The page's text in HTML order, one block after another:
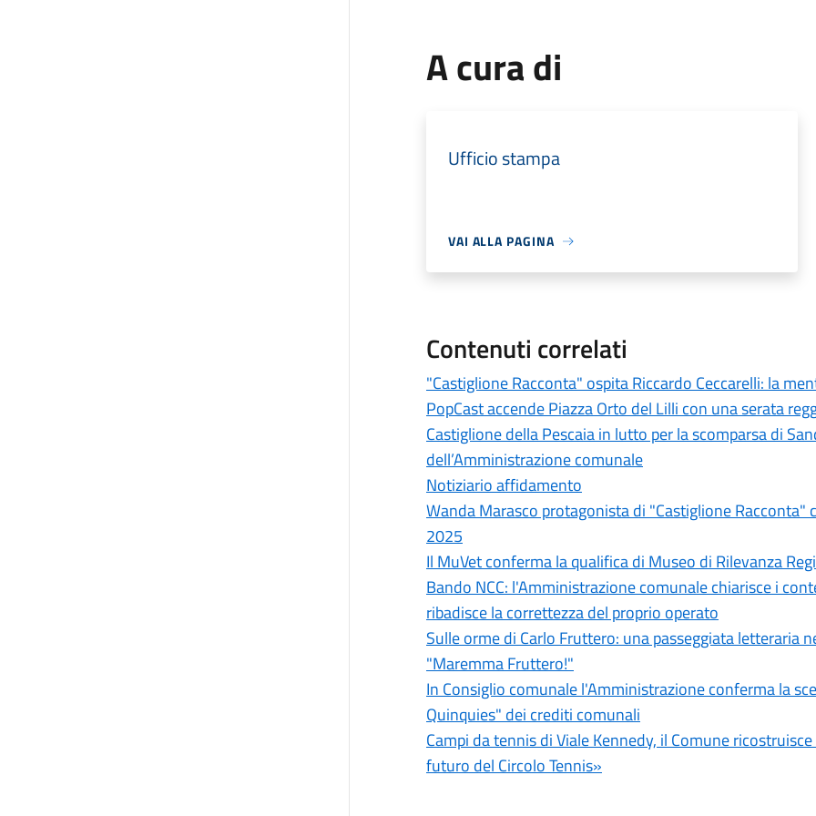
A cura di
Ufficio stampa
VAI ALLA PAGINA
Contenuti correlati
"Castiglione Racconta" ospita Riccardo Ceccarelli: la
PopCast accende Piazza Orto del Lilli con una serata
Castiglione della Pescaia in lutto per la scomparsa di
dell’Amministrazione comunale
Notiziario affidamento
Wanda Marasco protagonista di "Castiglione
2025
Il MuVet conferma la qualifica di Museo di Rilevanza
Bando NCC: l'Amministrazione comunale chiarisce i
ribadisce la correttezza del proprio operato
Sulle orme di Carlo Fruttero: una passeggiata letteraria
"Maremma Fruttero!"
In Consiglio comunale l'Amministrazione conferma la
Quinquies" dei crediti comunali
Campi da tennis di Viale Kennedy, il Comune
futuro del Circolo Tennis»